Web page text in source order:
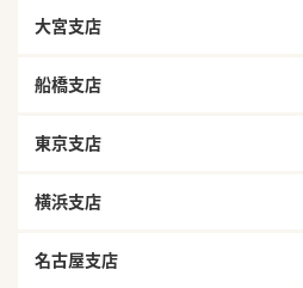
大宮支店
船橋支店
東京支店
横浜支店
名古屋支店